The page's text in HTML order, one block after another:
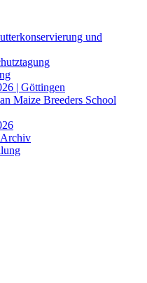
und
| Göttingen
Maize Breeders School